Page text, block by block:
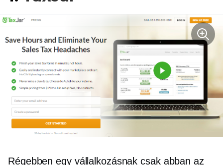
Régebben egy vállalkozásnak csak abban az